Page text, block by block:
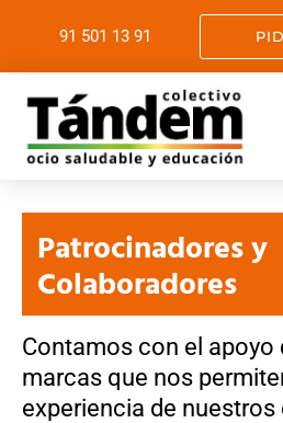
91 501 13 91
Patrocinadores y
Colaboradores
Contamos con el apoyo
marcas que nos
experiencia de nuestros